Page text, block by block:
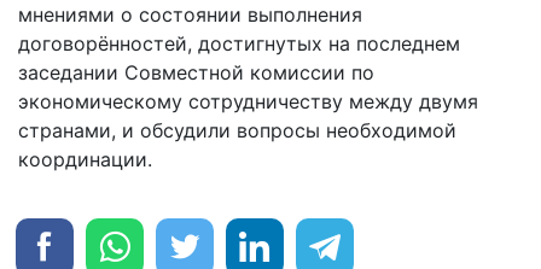
мнениями о состоянии выполнения
договорённостей, достигнутых на последнем
заседании Совместной комиссии по
экономическому сотрудничеству между двумя
странами, и обсудили вопросы необходимой
координации.